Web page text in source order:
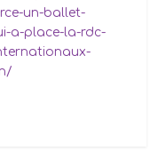
un-ballet-
a-place-la-rdc-